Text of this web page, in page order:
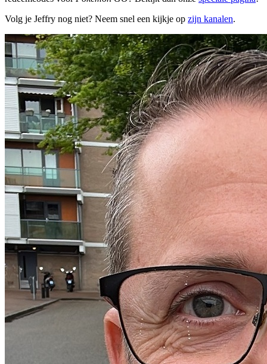
Volg je Jeffry nog niet? Neem snel een kijkje op zijn kanalen.